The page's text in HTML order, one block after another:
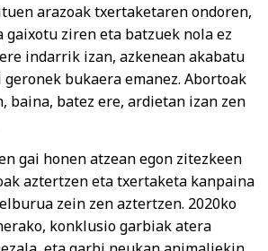
arazoak txertaketaren ondoren,
ziren eta batzuek nola ez
indarrik izan, azkenean akabatu
bukaera emanez. Abortoak
baina, batez ere, ardietan izan zen
gai honen atzean egon zitezkeen
aztertzen eta txertaketa kanpaina
zein zen aztertzen. 2020ko
konklusio garbiak atera